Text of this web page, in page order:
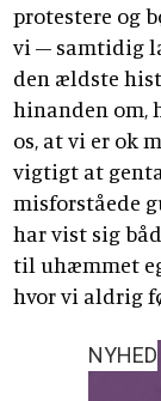
protestere og
vi – samtidig
den ældste
hinanden om,
os, at vi er ok
vigtigt at
misforståede
har vist sig
til uhæmmet
hvor vi aldrig
NYHED